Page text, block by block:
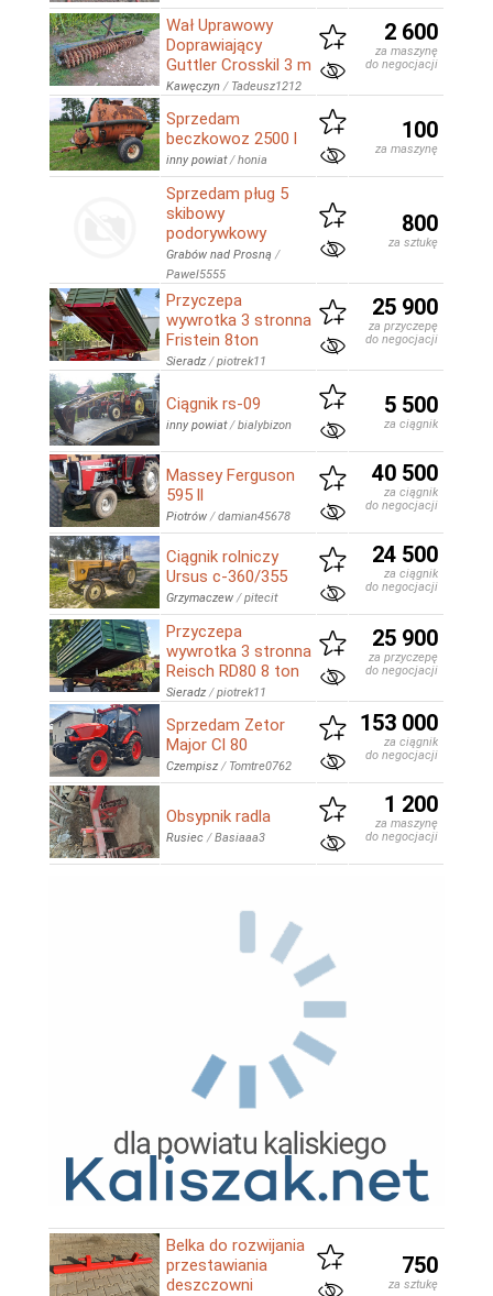
Wał Uprawowy
Doprawiający
Guttler Crosskil 3 m
Kawęczyn / Tadeusz1212
2 600
za maszynę
do negocjacji
Sprzedam
beczkowoz 2500 l
inny powiat/honia
100
za maszynę
Sprzedam pług 5
skibowy
podorywkowy
Grabów nad Prosną /
Pawel5555
800
za sztukę
Przyczepa
wywrotka 3 stronna
Fristein 8ton
Sieradz /piotrek11
25 900
za przyczepę
do negocjacji
Ciągnik rs-09
inny powiat/bialybizon
5 500
za ciągnik
Massey Ferguson
595 ll
Piotrów /damian45678
40 500
za ciągnik
do negocjacji
Ciągnik rolniczy
Ursus c-360/355
Grzymaczew /pitecit
24 500
za ciągnik
do negocjacji
Przyczepa
wywrotka 3 stronna
Reisch RD80 8 ton
Sieradz /piotrek11
25 900
za przyczepę
do negocjacji
Sprzedam Zetor
Major Cl 80
Czempisz / Tomtre0762
153 000
za ciągnik
do negocjacji
Obsypnik radla
Rusiec /Basiaaa3
1 200
za maszynę
do negocjacji
Belka do rozwijania
przestawiania
deszczowni
750
za sztukę